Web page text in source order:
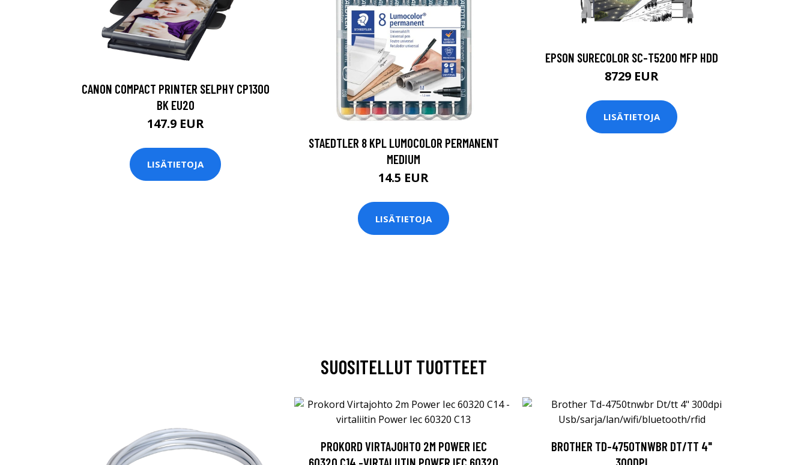
CANON COMPACT PRINTER SELPHY CP1300
BK EU20
147.9 EUR
LISÄTIETOJA
STAEDTLER 8 KPL LUMOCOLOR PERMANENT
MEDIUM
14.5 EUR
LISÄTIETOJA
EPSON SURECOLOR SC-T5200 MFP HDD
8729 EUR
LISÄTIETOJA
SUOSITELLUT TUOTTEET
PROKORD VIRTAJOHTO 2M POWER IEC
BROTHER TD-4750TNWBR DT/TT 4"